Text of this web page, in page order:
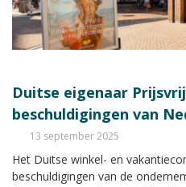
Duitse eigenaar
beschuldigingen van
13 september 2025
Het Duitse winkel- en
beschuldigingen van de